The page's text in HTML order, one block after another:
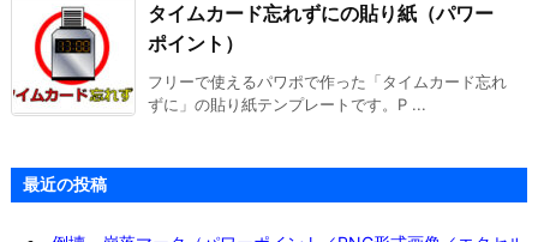
タイムカード忘れずにの貼り紙（パワー
ポイント）
フリーで使えるパワポで作った「タイムカード忘れ
ずに」の貼り紙テンプレートです。P ...
最近の投稿